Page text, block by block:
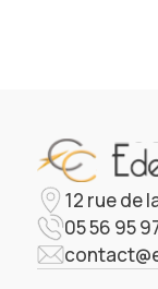
12 rue de
05 56 95